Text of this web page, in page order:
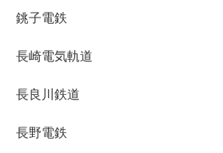
銚子電鉄
長崎電気軌道
長良川鉄道
長野電鉄